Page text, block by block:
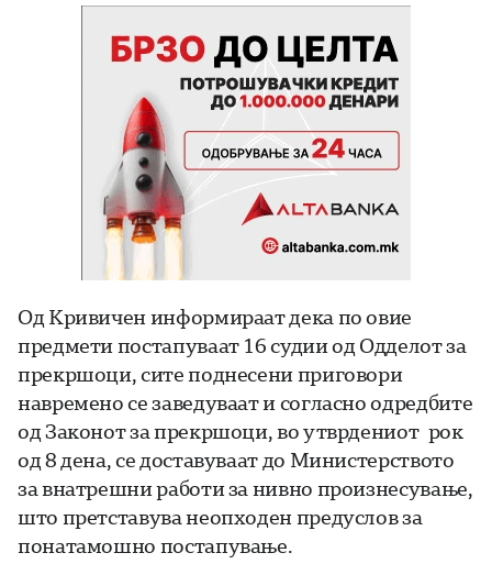
Од Кривичен информираат дека по овие
предмети постапуваат 16 судии од Одделот за
прекршоци, сите поднесени приговори
навремено се заведуваат и согласно одредбите
од Законот за прекршоци, во утврдениот рок
од 8 дена, се доставуваат до Министерството
за внатрешни работи за нивно произнесување,
што претставува неопходен предуслов за
понатамошно постапување.